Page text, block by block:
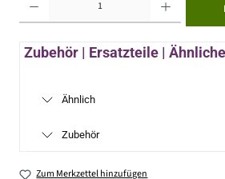
Zubehör | Ersatzteile |
Ähnlich
Zubehör
Zum Merkzettel hinzufügen